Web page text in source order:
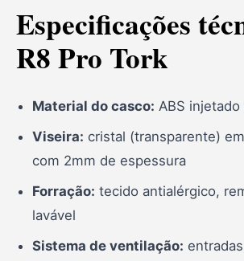
Especificações
R8 Pro Tork
Material do casco: ABS
Viseira: cristal (transparente)
com 2mm de espessura
Forração: tecido antialérgico,
lavável
Sistema de ventilação: